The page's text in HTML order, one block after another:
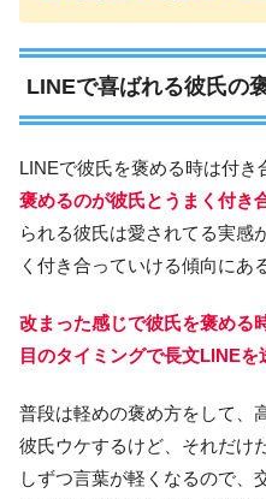
LINEで喜ばれる彼氏の
LINEで彼氏を褒める時は付き
褒めるのが彼氏とうまく付き
られる彼氏は愛されてる実感
く付き合っていける傾向にあ
改まった感じで彼氏を褒める
目のタイミングで長文LINE
普段は軽めの褒め方をして、
彼氏ウケするけど、それだけ
しずつ言葉が軽くなるので、